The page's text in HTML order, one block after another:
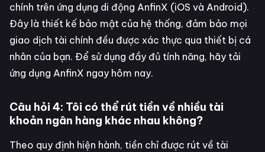
chính trên ứng dụng di động AnfinX (iOS và Android).
Đây là thiết kế bảo mật của hệ thống, đảm bảo mọi
giao dịch tài chính đều được xác thực qua thiết bị cá
nhân của bạn. Để sử dụng đầy đủ tính năng, hãy tải
ứng dụng AnfinX ngay hôm nay.
Câu hỏi 4: Tôi có thể rút tiền về nhiều tài
khoản ngân hàng khác nhau không?
Theo quy định hiện hành, tiền chỉ được rút về tài